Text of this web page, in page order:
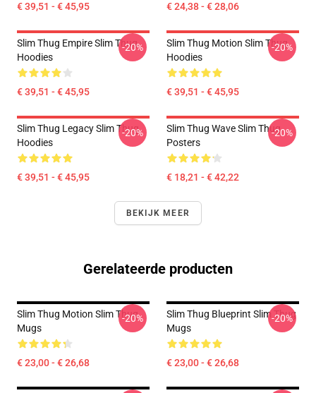
€ 39,51 - € 45,95 € 24,38 - € 28,06
Slim Thug Empire Slim Thug
Hoodies
€ 39,51 - € 45,95
-20%
Slim Thug Motion Slim Thug
Hoodies
€ 39,51 - € 45,95
-20%
Slim Thug Legacy Slim Thug
Hoodies
€ 39,51 - € 45,95
-20%
Slim Thug Wave Slim Thug
Posters
€ 18,21 - € 42,22
-20%
BEKIJK MEER
Gerelateerde producten
Slim Thug Motion Slim Thug
Mugs
€ 23,00 - € 26,68
-20%
Slim Thug Blueprint Slim Thug
Mugs
€ 23,00 - € 26,68
-20%